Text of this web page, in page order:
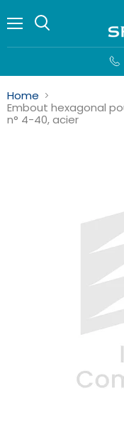
Home
Embout hexagonal
n° 4-40, acier